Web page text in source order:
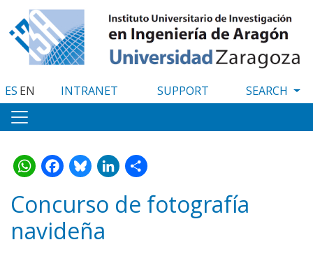
to
main
content
ES EN INTRANET SUPPORT
WhatsApp
Facebook
Bluesky
LinkedIn
Share
Concurso de fotografía
navideña